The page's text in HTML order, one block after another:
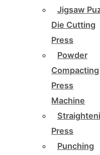
Jigsaw
Die Cutting
Press
Powder
Compacting
Press
Machine
Press
Punching